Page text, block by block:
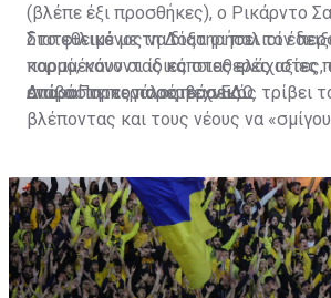
(βλέπε έξι προσθήκες), ο Ρικάρντο
διατεθειμένος να διατηρήσει τον
κορμό, κάνοντας κάποιες ελάχιστες,
απαραίτητες παρεμβάσεις.
Στο φιλικό με τη Δόξα οι παλιοί
παραμένουν οι ίδιες σταθερές αξίες
ενώ ο Πορτογάλος τεχνικός τρίβει
βλέποντας και τους νέους να
Διαβάστε περισσότεραΕΔΩ.